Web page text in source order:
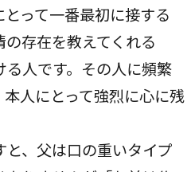
って一番最初に接する
存在を教えてくれる
人です。その人に頻繁
人にとって強烈に心に残
、父は口の重いタイプ